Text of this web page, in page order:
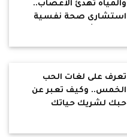
والمياه تهدئ الأعصاب..
استشارى صحة نفسية
تعرف على لغات الحب
الخمس.. وكيف تعبر عن
حبك لشريك حياتك